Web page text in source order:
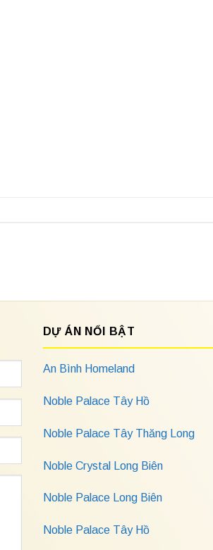
DỰ ÁN NỔI BẬT
An Bình Homeland
Noble Palace Tây Hồ
Noble Palace Tây Thăng Long
Noble Crystal Long Biên
Noble Palace Long Biên
Noble Palace Tây Hồ